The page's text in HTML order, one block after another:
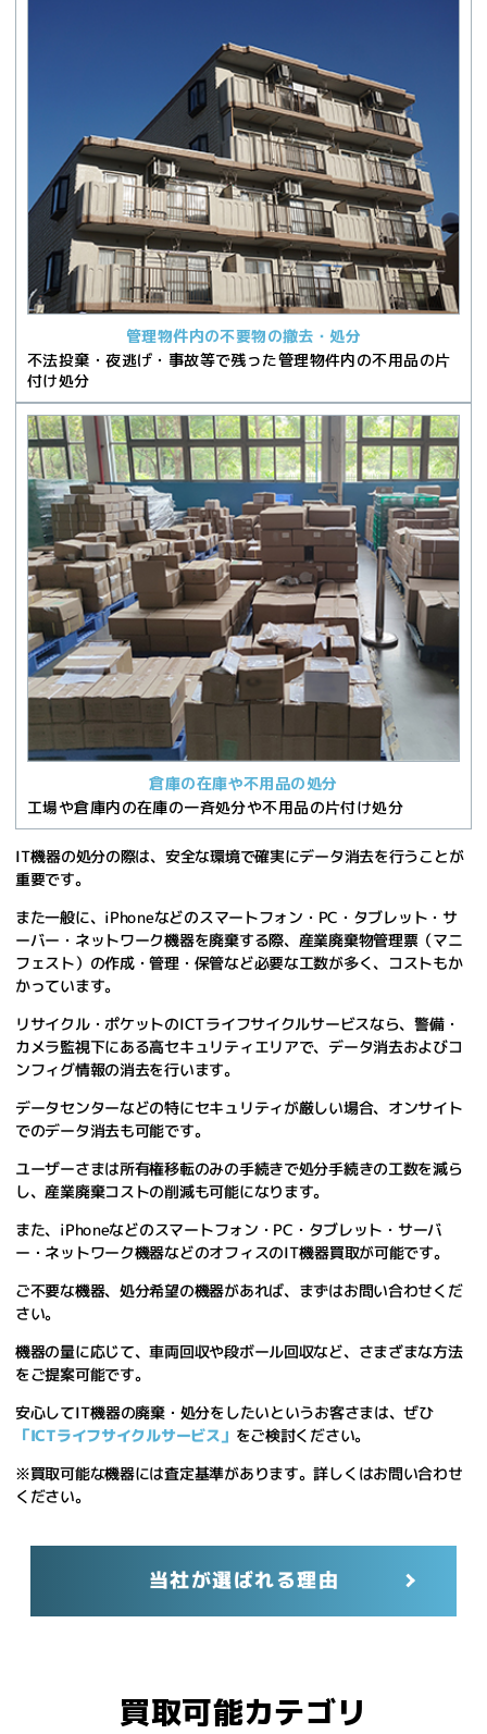
管理物件内の不要物の撤去・処分
不法投棄・夜逃げ・事故等で残った管理物件内の不用品の片
付け処分
倉庫の在庫や不用品の処分
工場や倉庫内の在庫の一斉処分や不用品の片付け処分
IT機器の処分の際は、安全な環境で確実にデータ消去を行うことが
重要です。
また一般に、iPhoneなどのスマートフォン・PC・タブレット・サ
ーバー・ネットワーク機器を廃棄する際、 産業廃棄物管理票（マニ
フェスト）の作成・管理・保管など必要な工数が多く、コストもか
かっています。
リサイクル・ポケットのICTライフサイクルサービスなら、警備・
カメラ監視下にある高セキュリティエリアで、 データ消去およびコ
ンフィグ情報の消去を行います。
データセンターなどの特にセキュリティが厳しい場合、オンサイト
でのデータ消去も可能です。
ユーザーさまは所有権移転のみの手続きで処分手続きの工数を減ら
し、産業廃棄コストの削減も可能になります。
また、iPhoneなどのスマートフォン・PC・タブレット・サーバ
ー・ネットワーク機器などのオフィスのIT機器買取が可能です。
ご不要な機器、処分希望の機器があれば、まずはお問い合わせくだ
さい。
機器の量に応じて、車両回収や段ボール回収など、さまざまな方法
をご提案可能です。
安心してIT機器の廃棄・処分をしたいというお客さまは、ぜひ
「ICTライフサイクルサービス」 をご検討ください。
※買取可能な機器には査定基準があります。詳しくはお問い合わせ
ください。
当社が選ばれる理由
買取可能カテゴリ